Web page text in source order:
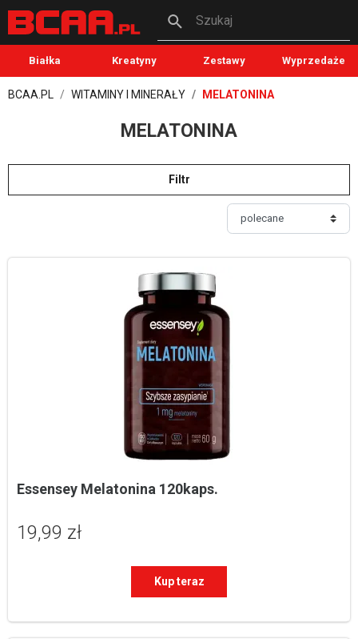
Szukaj
Białka Kreatyny Zestawy Wyprzedaże
BCAA.PL WITAMINY I MINERAŁY MELATONINA
MELATONINA
Filtr
Essensey Melatonina 120kaps.
19,99 zł
Kup teraz